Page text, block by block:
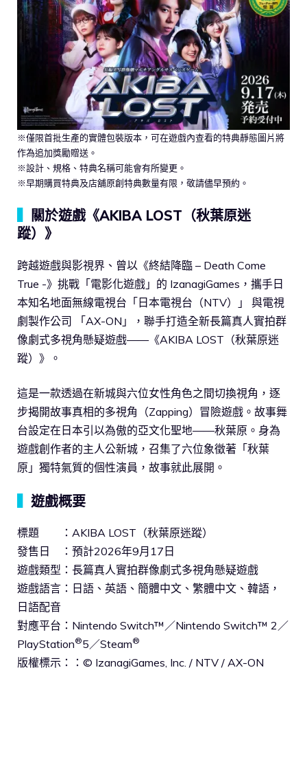
※僅限首批生產的實體包裝版本，可在遊戲內查看的特典靜態圖片將
作為追加獎勵贈送。
※設計、規格、特典名稱可能會有所變更。
※早期購買特典及店舖原創特典數量有限，敬請儘早預約。
關於遊戲《AKIBA LOST（秋葉原迷
蹤）》
跨越遊戲與影視界、曾以《終結降臨 – Death Come
True -》挑戰「電影化遊戲」的 IzanagiGames，攜手日
本知名地面無線電視台「日本電視台（NTV）」 與電視
劇製作公司 「AX-ON」，聯手打造全新長篇真人實拍群
像劇式多視角懸疑遊戲——《AKIBA LOST（秋葉原迷
蹤）》。
這是一款透過在新城與六位女性角色之間切換視角，逐
步揭開故事真相的多視角（Zapping）冒險遊戲。故事舞
台設定在日本引以為傲的亞文化聖地——秋葉原。身為
遊戲創作者的主人公新城，召集了六位象徵著「秋葉
原」獨特氣質的個性演員，故事就此展開。
遊戲概要
標題 ：AKIBA LOST（秋葉原迷蹤）
發售日 ：預計2026年9月17日
遊戲類型：長篇真人實拍群像劇式多視角懸疑遊戲
遊戲語言：日語、英語、簡體中文、繁體中文、韓語，
日語配音
對應平台：Nintendo Switch™／Nintendo Switch™ 2／
PlayStation®5／Steam®
版權標示：：© IzanagiGames, Inc. / NTV / AX-ON